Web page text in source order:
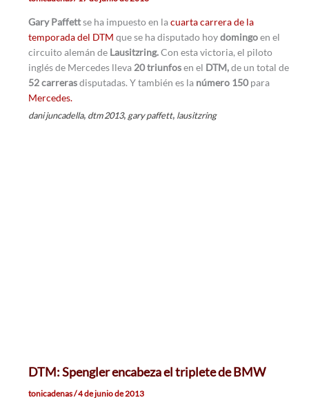
Gary Paffettse ha impuesto en lacuarta carrera de la
temporada del DTM que se ha disputado hoydomingoen el
circuito alemán de Lausitzring.Con esta victoria, el piloto
inglés de Mercedes lleva 20 triunfosen el DTM,de un total de
52 carrerasdisputadas. Y también es la número 150para
Mercedes.
dani juncadella, dtm 2013, gary paffett, lausitzring
DTM: Spengler encabeza el triplete de BMW
tonicadenas/4 de junio de 2013